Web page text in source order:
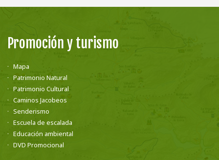
Promoción y turismo
Mapa
Patrimonio Natural
Patrimonio Cultural
Caminos Jacobeos
Senderismo
Escuela de escalada
Educación ambiental
DVD Promocional